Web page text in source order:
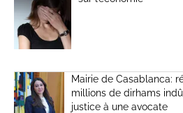
Mairie de Casablanca:
millions de dirhams
justice à une avocate